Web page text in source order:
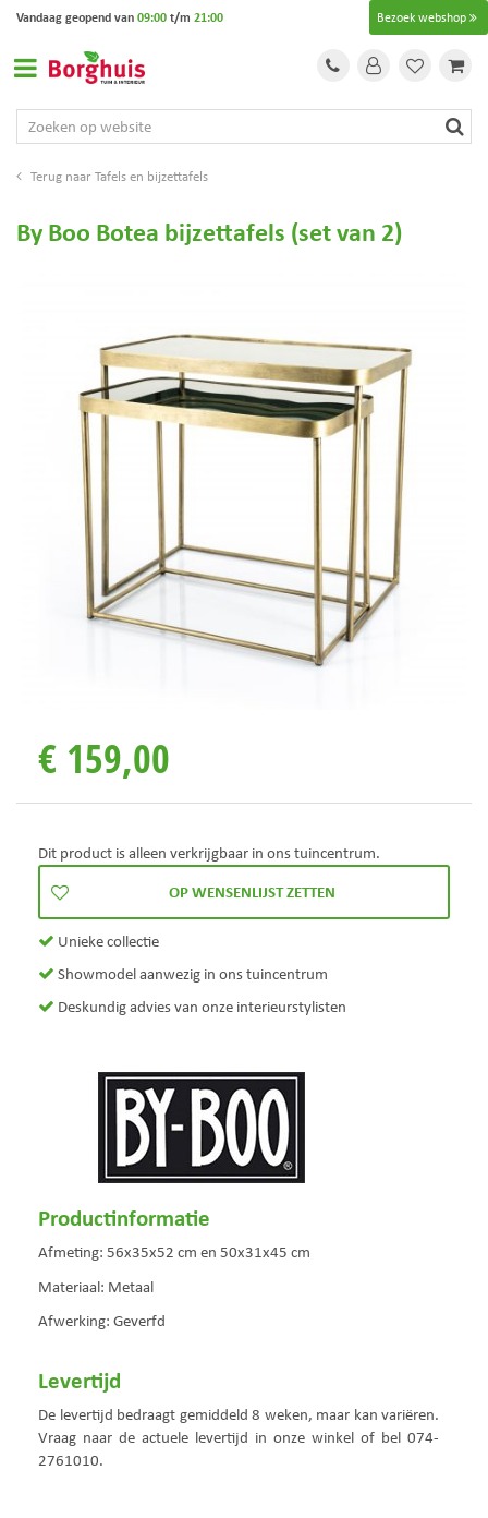
Tafels en bijzettafels
Bezoek webshop
Vandaag geopend van09:00t/m 21:00
By Boo Botea bijzettafels (set van 2)
€ 159,00
Dit product is alleen verkrijgbaar in ons tuincentrum.
Unieke collectie
Showmodel aanwezig in ons tuincentrum
Deskundig advies van onze interieurstylisten
Productinformatie
Afmeting: 56x35x52 cm en 50x31x45 cm
Materiaal: Metaal
Afwerking: Geverfd
Levertijd
De levertijd bedraagt gemiddeld 8 weken, maar kan variëren.
Vraag naar de actuele levertijd in onze winkel of bel 074-
2761010.